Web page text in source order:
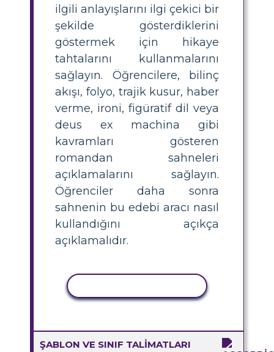
ilgili anlayışlarını ilgi çekici bir
şekilde gösterdiklerini
göstermek için hikaye
tahtalarını kullanmalarını
sağlayın. Öğrencilere, bilinç
akışı, folyo, trajik kusur, haber
verme, ironi, figüratif dil veya
deus ex machina gibi
kavramları gösteren
romandan sahneleri
açıklamalarını sağlayın.
Öğrenciler daha sonra
sahnenin bu edebi aracı nasıl
kullandığını açıkça
açıklamalıdır.
ŞABLON VE SINIF TALIMATLARI